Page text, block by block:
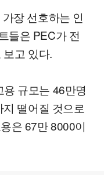
장 선호하는 인
들은 PEC가 전
고 있다.
규모는 46만명
떨어질 것으로
은 67만 8000이